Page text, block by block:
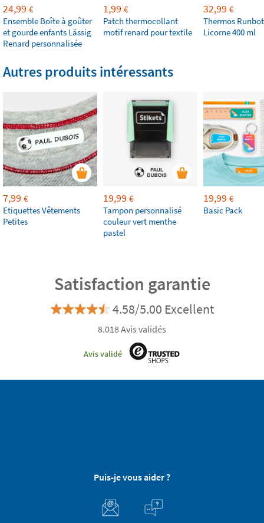
24,99 €
Ensemble Boîte à goûter
et gourde enfants Lässig
Renard personnalisée
1,99 €
Patch thermocollant
motif renard pour textile
32,99 €
Thermos
Licorne 400 ml
Autres produits intéressants
7,99 €
Etiquettes Vêtements
Petites
19,99 €
Tampon personnalisé
couleur vert menthe
pastel
19,99 €
Basic Pack
Satisfaction garantie
4.58/5.00 Excellent
8.018 Avis validés
Avis validé
Puis-je vous aider ?